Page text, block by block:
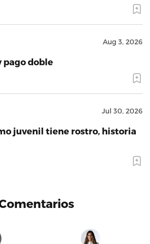
Aug 3, 2026
pago doble
Jul 30, 2026
juvenil tiene rostro, historia